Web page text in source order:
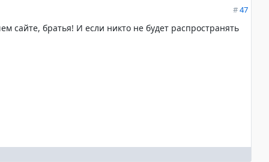
#47
сайте, братья! И если никто не будет распространять